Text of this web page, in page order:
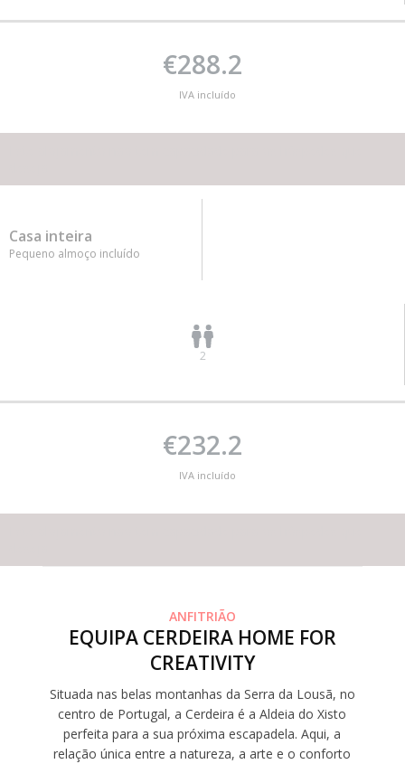
€288.2
IVA incluído
Casa inteira
Pequeno almoço incluído
2
€232.2
IVA incluído
ANFITRIÃO
EQUIPA CERDEIRA HOME FOR
CREATIVITY
Situada nas belas montanhas da Serra da Lousã, no
centro de Portugal, a Cerdeira é a Aldeia do Xisto
perfeita para a sua próxima escapadela. Aqui, a
relação única entre a natureza, a arte e o conforto